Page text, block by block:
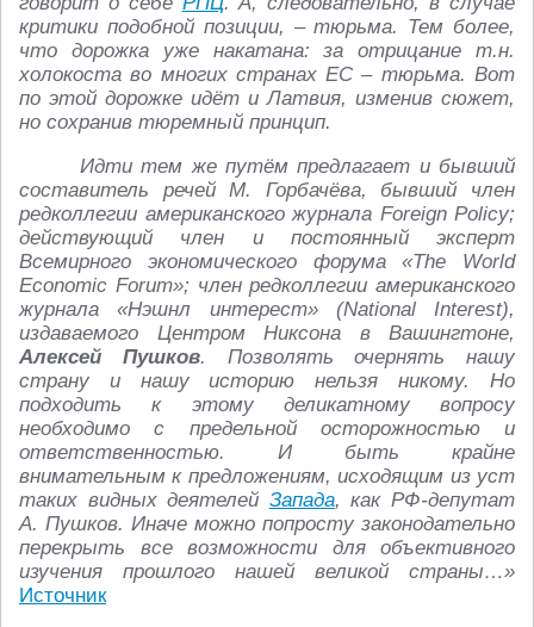
критики подобной позиции, – тюрьма. Тем более,
что дорожка уже накатана: за отрицание т.н.
холокоста во многих странах ЕС – тюрьма. Вот
по этой дорожке идёт и Латвия, изменив сюжет,
но сохранив тюремный принцип.
Идти тем же путём предлагает и бывший
составитель речей М. Горбачёва, бывший член
редколлегии американского журнала Foreign Policy;
действующий член и постоянный эксперт
Всемирного экономического форума «The World
Economic Forum»; член редколлегии американского
журнала «Нэшнл интерест» (National Interest),
издаваемого Центром Никсона в Вашингтоне,
Алексей Пушков. Позволять очернять нашу
страну и нашу историю нельзя никому. Но
подходить к этому деликатному вопросу
необходимо с предельной осторожностью и
ответственностью. И быть крайне
внимательным к предложениям, исходящим из уст
таких видных деятелей Запада, как РФ-депутат
А. Пушков. Иначе можно попросту законодательно
перекрыть все возможности для объективного
изучения прошлого нашей великой страны…»
Источник